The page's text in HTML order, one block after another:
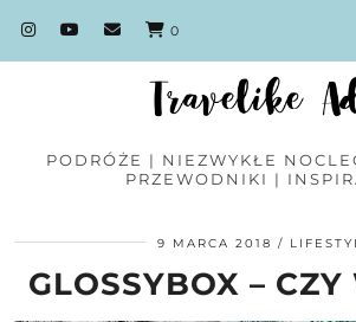
0
PODRÓŻE | NIEZWYKŁE
PRZEWODNIKI |
9 MARCA 2018
GLOSSYBOX – CZY